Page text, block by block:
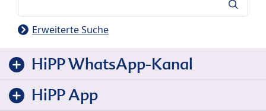
Erweiterte Suche
HiPP WhatsApp-Kanal
HiPP App